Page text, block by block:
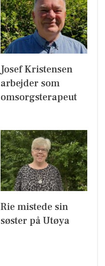
Josef Kristensen
arbejder som
omsorgsterapeut
Rie mistede sin
søster på Utøya